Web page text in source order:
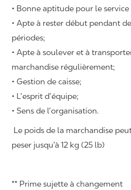
• Bonne aptitude pour le
• Apte à rester début pendant
périodes;
• Apte à soulever et à
marchandise régulièrement;
• Gestion de caisse;
• L’esprit d’équipe;
• Sens de l’organisation.
Le poids de la marchandise
peser jusqu’à 12 kg (25 lb)
** Prime sujette à changement